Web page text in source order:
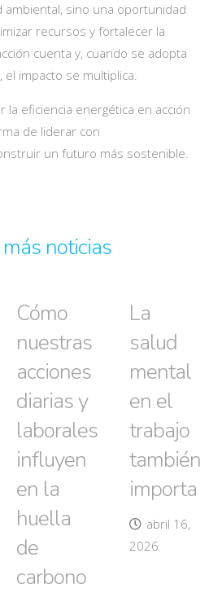
ambiental, sino una oportunidad
recursos y fortalecer la
cuenta y, cuando se adopta
el impacto se multiplica.
la eficiencia energética en acción
de liderar con
un futuro más sostenible.
noticias
Cómo
nuestras
acciones
diarias y
laborales
influyen
en la
huella
de
carbono
La
salud
mental
en el
trabajo
también
importa
abril 16,
2026